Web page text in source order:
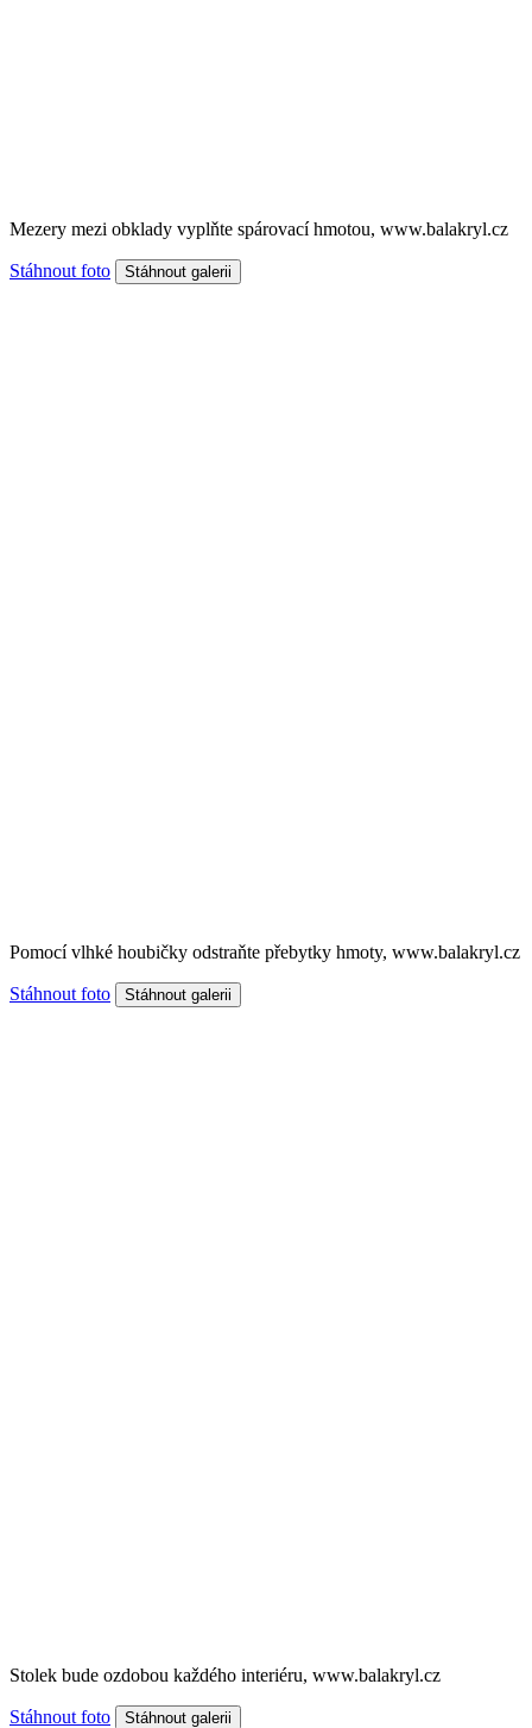
Mezery mezi obklady vyplňte spárovací hmotou, www.balakryl.cz
Stáhnout foto
Pomocí vlhké houbičky odstraňte přebytky hmoty, www.balakryl.cz
Stáhnout foto
Stolek bude ozdobou každého interiéru, www.balakryl.cz
Stáhnout foto